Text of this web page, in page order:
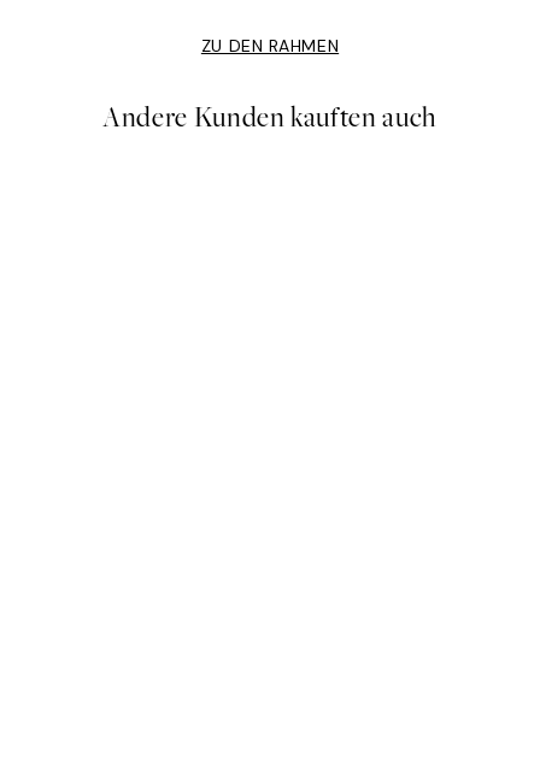
ZU DEN RAHMEN
Andere Kunden kauften auch